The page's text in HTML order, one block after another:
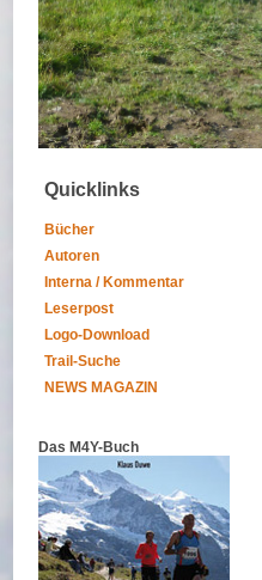
Quicklinks
Bücher
Autoren
Interna / Kommentar
Leserpost
Logo-Download
Trail-Suche
NEWS MAGAZIN
Das M4Y-Buch